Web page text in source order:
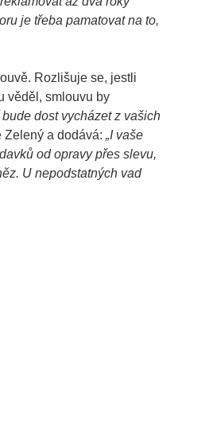
je třeba pamatovat na to,
Rozlišuje se, jestli
věděl, smlouvu by
bude dost vycházet z vašich
a dodává: „I vaše
od opravy přes slevu,
U nepodstatných vad